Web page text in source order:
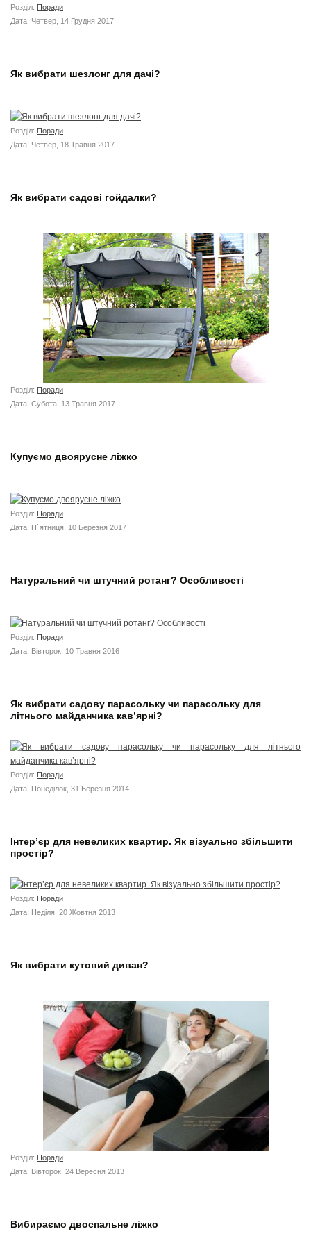
Розділ: Поради
Дата: Четвер, 14 Грудня 2017
Як вибрати шезлонг для дачі?
Розділ: Поради
Дата: Четвер, 18 Травня 2017
Як вибрати садові гойдалки?
Розділ: Поради
Дата: Субота, 13 Травня 2017
Купуємо двоярусне ліжко
Розділ: Поради
Дата: П`ятниця, 10 Березня 2017
Натуральний чи штучний ротанг? Особливості
Розділ: Поради
Дата: Вівторок, 10 Травня 2016
Як вибрати садову парасольку чи парасольку для
літнього майданчика кав’ярні?
Розділ: Поради
Дата: Понеділок, 31 Березня 2014
Інтер’єр для невеликих квартир. Як візуально збільшити
простір?
Розділ: Поради
Дата: Неділя, 20 Жовтня 2013
Як вибрати кутовий диван?
Розділ: Поради
Дата: Вівторок, 24 Вересня 2013
Вибираємо двоспальне ліжко